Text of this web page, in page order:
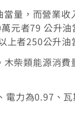
量，而營業
元者79 公升
上者250公升油
柴類能源消
力為0.97、